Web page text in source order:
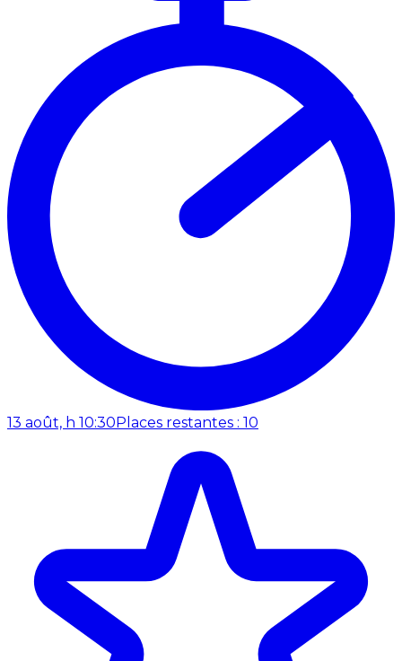
13 août, h 10:30 Places restantes : 10